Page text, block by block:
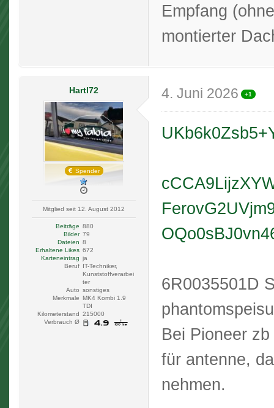
Empfang
montierter
Hartl72
Spender
Mitglied seit 12. August 2012
Beiträge 880
Bilder 79
Dateien 8
Erhaltene Likes 672
Karteneintrag ja
Beruf IT-Techniker,
Kunststoffverarbei
ter
Auto sonstiges
Merkmale MK4 Kombi 1.9
TDI
Kilometerstand 215000
Verbrauch Ø
4. Juni 2026 +1
6R0035501D
Bei Pioneer
für antenne,
nehmen.